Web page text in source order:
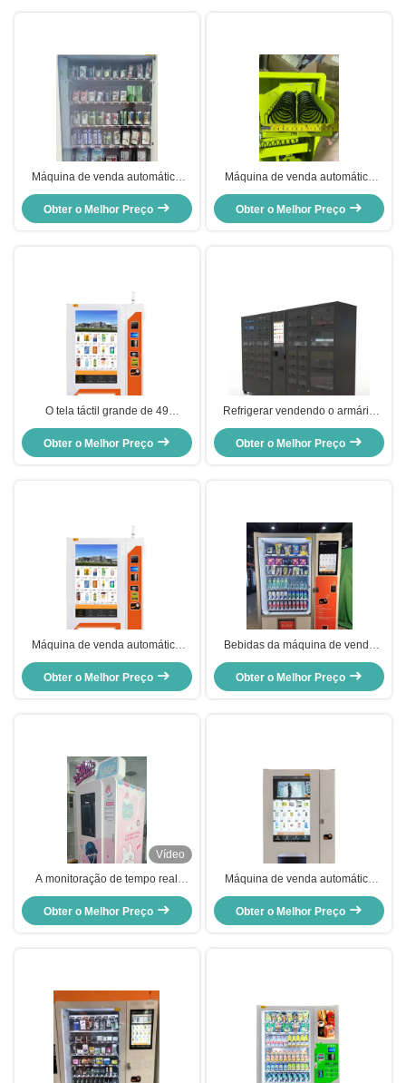
Máquina de venda automática
popular elegante do tela táctil do
produto da lembrança da coleção
Obter o Melhor Preço
Máquina de venda automática
mais leve do banco do poder do
papel de cigarro do tela táctil para
o hotel
Obter o Melhor Preço
O tela táctil grande de 49
polegadas bebe a máquina de
venda automática com a máquina
de venda automática dos petiscos
Obter o Melhor Preço
Refrigerar vendendo o armário
para o marisco com os cacifos
refrigerando da máquina de
venda automática do tela táctil de
Obter o Melhor Preço
Máquina de venda automática
combinado da soda grande do
petisco da tela, Chips Vending
Machine
Obter o Melhor Preço
Bebidas da máquina de venda
automática dos petiscos das
máquinas de venda automática
do tela táctil
Obter o Melhor Preço
Vídeo
A monitoração de tempo real
coloca a máquina de venda
automática do gelado com o tela
táctil 32inch
Obter o Melhor Preço
Máquina de venda automática
dos acessórios do ODM do OEM
para a roupa com o tela táctil de
49 polegadas
Obter o Melhor Preço